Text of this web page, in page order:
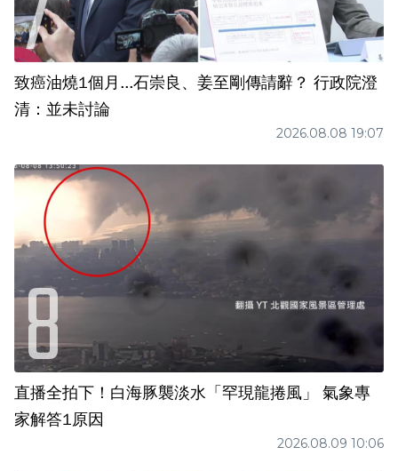
致癌油燒1個月...石崇良、姜至剛傳請辭？ 行政院澄
清：並未討論
2026.08.08 19:07
直播全拍下！白海豚襲淡水「罕現龍捲風」 氣象專
家解答1原因
2026.08.09 10:06